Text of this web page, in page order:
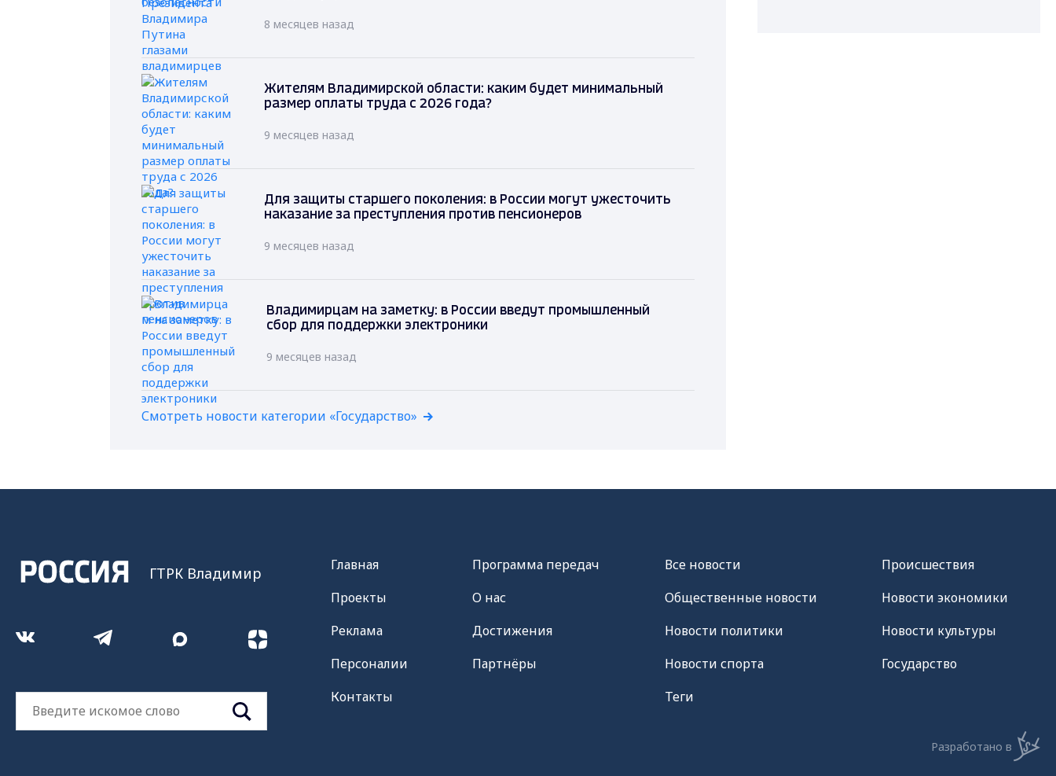
8 месяцев назад
Жителям Владимирской области: каким будет минимальный
размер оплаты труда с 2026 года?
9 месяцев назад
Для защиты старшего поколения: в России могут ужесточить
наказание за преступления против пенсионеров
9 месяцев назад
Владимирцам на заметку: в России введут промышленный
сбор для поддержки электроники
9 месяцев назад
Смотреть новости категории «Государство»
ГТРК Владимир
Главная
Проекты
Реклама
Персоналии
Контакты
Программа передач
О нас
Достижения
Партнёры
Все новости
Общественные новости
Новости политики
Новости спорта
Теги
Происшествия
Новости экономики
Новости культуры
Государство
Разработано в